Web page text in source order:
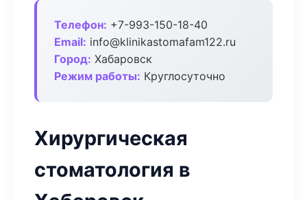
Телефон: +7-993-150-18-40
Email: info@klinikastomafam122.ru
Город: Хабаровск
Режим работы: Круглосуточно
Хирургическая
стоматология в